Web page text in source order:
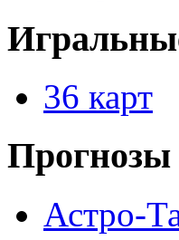
36 карт
Прогнозы
Астро-